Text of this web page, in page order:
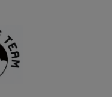
o mnie lub w wiadomości.